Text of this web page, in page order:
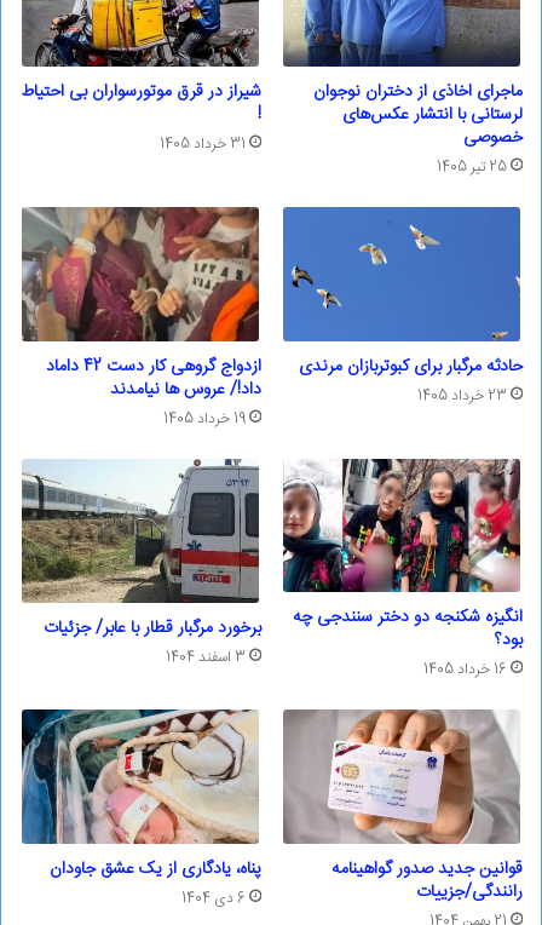
ماجرای اخاذی از دختران نوجوان
لرستانی‌ ‌با انتشار عکس‌های
خصوصی
25 تیر 1405
شیراز در قرق موتورسواران بی احتیاط
!
31 خرداد 1405
حادثه مرگبار برای کبوتربازان مرندی
23 خرداد 1405
ازدواج گروهی کار دست 42 داماد
داد!/ عروس ها نیامدند
19 خرداد 1405
انگیزه شکنجه دو دختر سنندجی چه
بود؟
16 خرداد 1405
برخورد مرگبار قطار با عابر/ جزئیات
3 اسفند 1404
قوانین جدید صدور گواهینامه
رانندگی/جزییات
پناه، یادگاری از یک عشق جاودان
6 دی 1404